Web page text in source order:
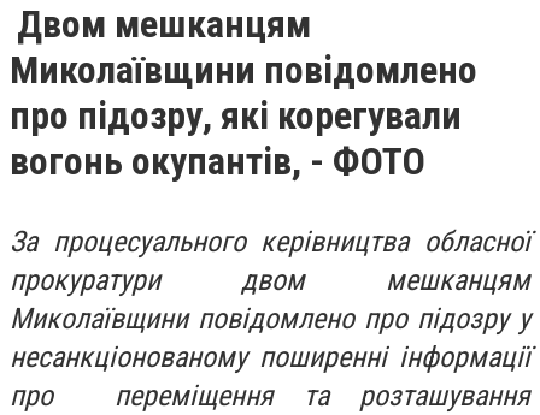
Двом мешканцям
Миколаївщини повідомлено
про підозру, які корегували
вогонь окупантів, - ФОТО
За процесуального керівництва обласної
прокуратури двом мешканцям
Миколаївщини повідомлено про підозру у
несанкціонованому поширенні інформації
про переміщення та розташування